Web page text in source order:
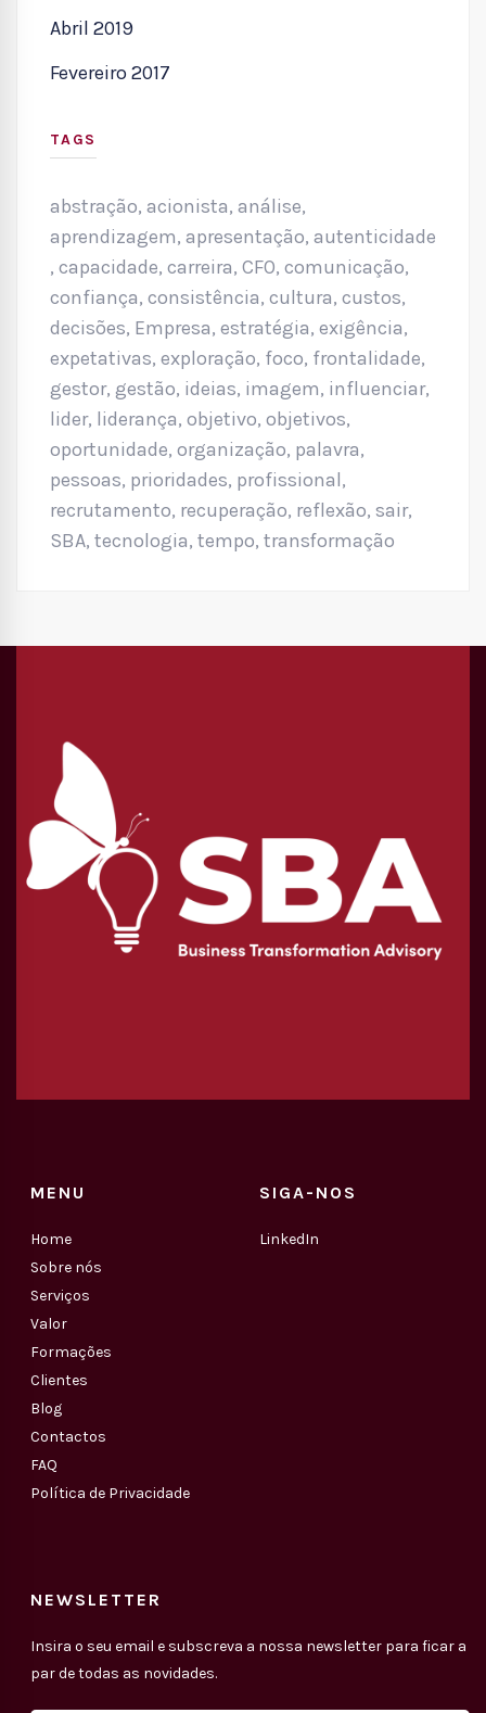
Abril 2019
Fevereiro 2017
TAGS
abstração, acionista, análise,
aprendizagem, apresentação, autenticidade
, capacidade, carreira, CFO, comunicação,
confiança, consistência, cultura, custos,
decisões, Empresa, estratégia, exigência,
expetativas, exploração, foco, frontalidade,
gestor, gestão, ideias, imagem, influenciar,
lider, liderança, objetivo, objetivos,
oportunidade, organização, palavra,
pessoas, prioridades, profissional,
recrutamento, recuperação, reflexão, sair,
SBA, tecnologia, tempo, transformação
MENU
Home
Sobre nós
Serviços
Valor
Formações
Clientes
Blog
Contactos
FAQ
Política de Privacidade
SIGA-NOS
LinkedIn
NEWSLETTER
Insira o seu email e subscreva a nossa newsletter para ficar a
par de todas as novidades.